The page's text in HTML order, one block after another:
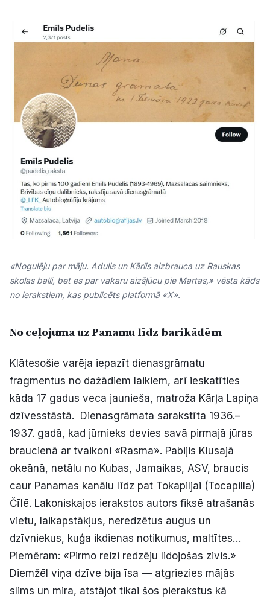
«Nogulēju par māju. Adulis un Kārlis aizbrauca uz Rauskas
skolas balli, bet es par vakaru aizšļūcu pie Martas,» vēsta kāds
no ierakstiem, kas publicēts platformā «X».
No ceļojuma uz Panamu līdz barikādēm
Klātesošie varēja iepazīt dienasgrāmatu
fragmentus no dažādiem laikiem, arī ieskatīties
kāda 17 gadus veca jaunieša, matroža Kārļa Lapiņa
dzīvesstāstā. Dienasgrāmata sarakstīta 1936.–
1937. gadā, kad jūrnieks devies savā pirmajā jūras
braucienā ar tvaikoni «Rasma». Pabijis Klusajā
okeānā, netālu no Kubas, Jamaikas, ASV, braucis
caur Panamas kanālu līdz pat Tokapiljai (Tocapilla)
Čīlē. Lakoniskajos ierakstos autors fiksē atrašanās
vietu, laikapstākļus, neredzētus augus un
dzīvniekus, kuģa ikdienas notikumus, maltītes…
Piemēram: «Pirmo reizi redzēju lidojošas zivis.»
Diemžēl viņa dzīve bija īsa — atgriezies mājās
slims un mira, atstājot tikai šos pierakstus kā